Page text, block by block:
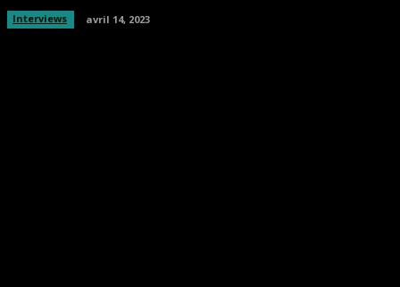
Interviews avril 14, 2023